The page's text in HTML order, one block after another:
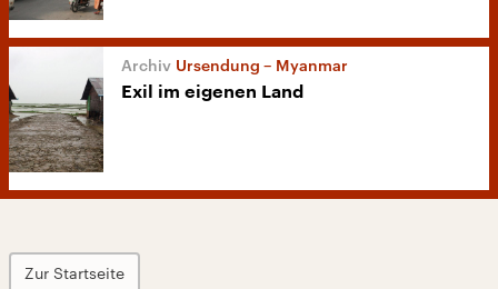
Ursendung – Myanmar
Exil im eigenen Land
Zur Startseite